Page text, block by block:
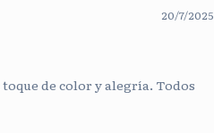
20/7/2025
de color y alegría. Todos